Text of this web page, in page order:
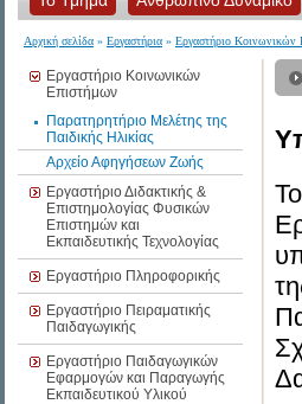
Αρχική σελίδα » Εργαστήρια » Εργαστήριο Κοινωνικών
Εργαστήριο Κοινωνικών
Επιστήμων
Παρατηρητήριο Μελέτης της
Παιδικής Ηλικίας
Αρχείο Αφηγήσεων Ζωής
Εργαστήριο Διδακτικής &
Επιστημολογίας Φυσικών
Επιστημών και
Εκπαιδευτικής Τεχνολογίας
Εργαστήριο Πληροφορικής
Εργαστήριο Πειραματικής
Παιδαγωγικής
Εργαστήριο Παιδαγωγικών
Εφαρμογών και Παραγωγής
Εκπαιδευτικού Υλικού